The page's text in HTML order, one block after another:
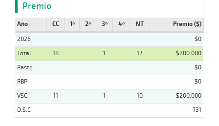
Premio
Año CC 1º 2º 3º 4º NT Premio ($)
2026
$0
Total
18 1 17
$200.000
Pasto
$0
RBP
$0
VSC
11 1 10
$200.000
D.S.C
731